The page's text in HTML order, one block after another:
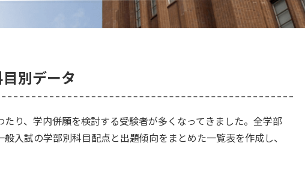
別データ
り、学内併願を検討する受験者が多くなってきました。全学部
入試の学部別科目配点と出題傾向をまとめた一覧表を作成し、